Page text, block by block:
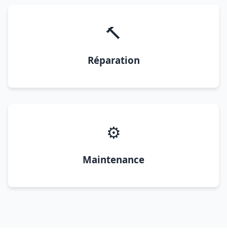
🔨
Réparation
⚙️
Maintenance